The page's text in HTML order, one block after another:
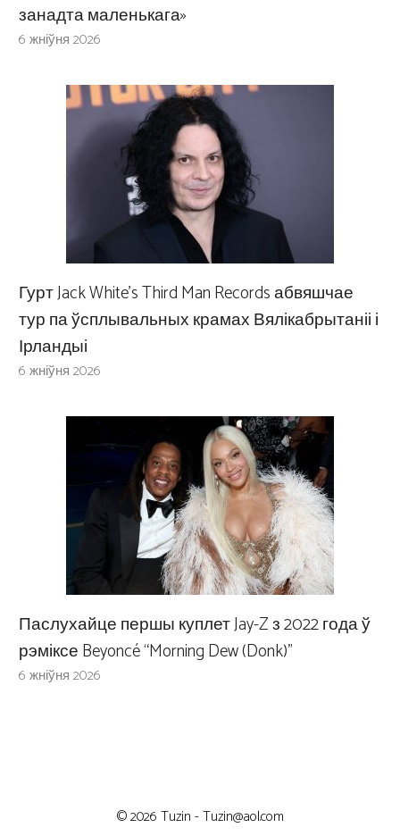
занадта маленькага»
6 жніўня 2026
Гурт Jack White’s Third Man Records абвяшчае
тур па ўсплывальных крамах Вялікабрытаніі і
Ірландыі
6 жніўня 2026
Паслухайце першы куплет Jay-Z з 2022 года ў
рэміксе Beyoncé “Morning Dew (Donk)”
6 жніўня 2026
© 2026 Tuzin -Tuzin@aol.com